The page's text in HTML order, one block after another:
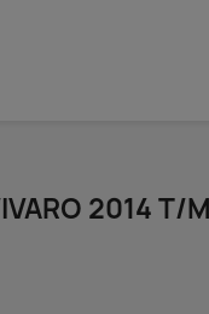
2014 T/